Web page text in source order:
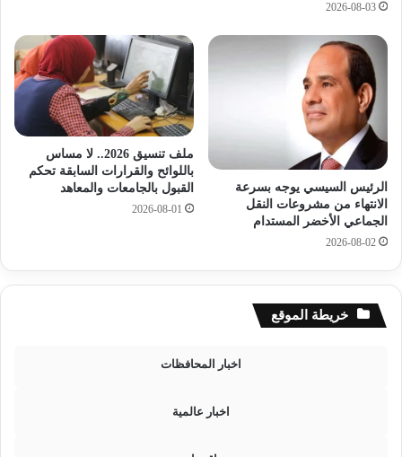
ب
ا
ر
ة
ر
ة
ي
ة
أ
ط
ف
ا
س
2026-08-03
الرئيس السيسي يوجه بسرعة
الانتهاء من مشروعات النقل
الجماعي الأخضر المستدام
2026-08-02
ملف تنسيق 2026.. لا مساس
باللوائح والقرارات السابقة تحكم
القبول بالجامعات والمعاهد
2026-08-01
خريطة الموقع
اخبار المحافظات
اخبار عالمية